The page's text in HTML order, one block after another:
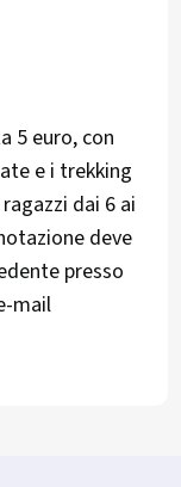
5 euro, con
e i trekking
dai 6 ai
deve
presso
mail